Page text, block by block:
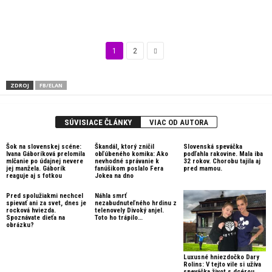
1 2
ZDROJ FB/ELAN
SÚVISIACE ČLÁNKY VIAC OD AUTORA
Šok na slovenskej scéne:
Ivana Gáboríková prelomila
mlčanie po údajnej nevere
jej manžela. Gáborík
reaguje aj s fotkou
Škandál, ktorý zničil
obľúbeného komika: Ako
nevhodné správanie k
fanúšikom poslalo Fera
Jokea na dno
Slovenská speváčka
podľahla rakovine. Mala iba
32 rokov. Chorobu tajila aj
pred mamou.
Pred spolužiakmi nechcel
spievať ani za svet, dnes je
rocková hviezda.
Spoznávate dieťa na
obrázku?
Náhla smrť
nezabudnuteľného hrdinu z
telenovely Divoký anjel.
Toto ho trápilo…
Luxusné hniezdočko Dary
Rolins: V tejto vile si užíva